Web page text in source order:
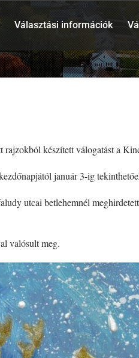
Választási információk
készített válogatást a
január 3-ig
utcai betlehemnél
valósult meg.